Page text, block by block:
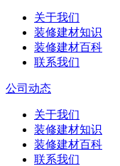
关于我们
装修建材知识
装修建材百科
联系我们
公司动态
关于我们
装修建材知识
装修建材百科
联系我们